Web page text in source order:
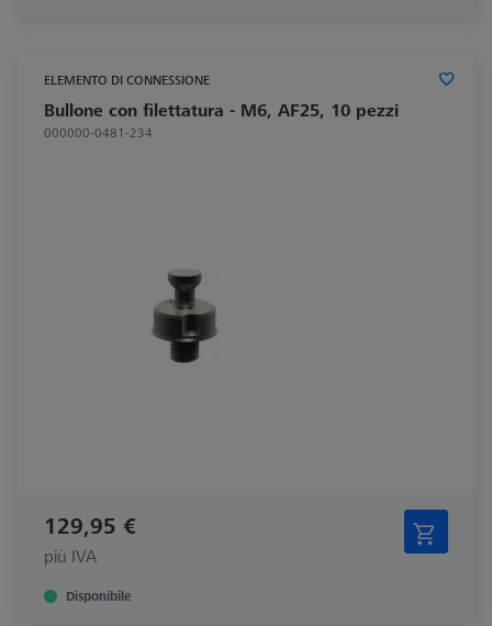
ELEMENTO DI CONNESSIONE
Bullone con filettatura - M6, AF25, 10 pezzi
000000-0481-234
129,95 €
più IVA
Disponibile